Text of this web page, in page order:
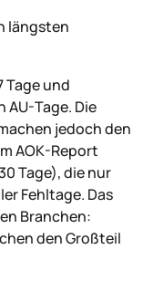
längsten
Tage und
AU-Tage. Die
jedoch den
AOK-Report
Tage), die nur
Fehltage. Das
Branchen:
den Großteil